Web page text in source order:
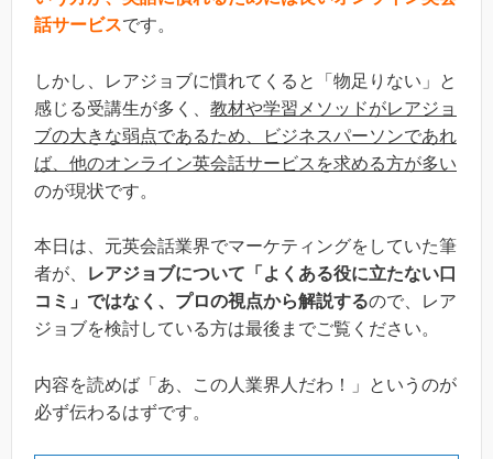
話サービスです。
しかし、レアジョブに慣れてくると「物足りない」と
感じる受講生が多く、 教材や学習メソッドがレアジョ
ブの大きな弱点であるため、ビジネスパーソンであれ
ば、他のオンライン英会話サービスを求める方が多い
のが現状です。
本日は、元英会話業界でマーケティングをしていた筆
者が、
レアジョブについて「よくある役に立たない口
コミ」ではなく、プロの視点から解説するので、レア
ジョブを検討している方は最後までご覧ください。
内容を読めば「あ、この人業界人だわ！」というのが
必ず伝わるはずです。